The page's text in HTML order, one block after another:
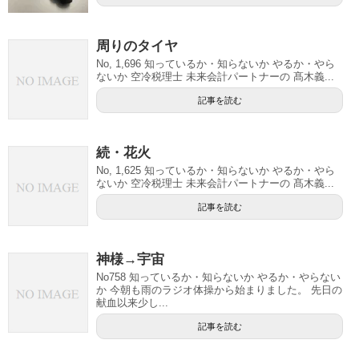
周りのタイヤ
No, 1,696 知っているか・知らないか やるか・やら
ないか 空冷税理士 未来会計パートナーの 髙木義...
記事を読む
続・花火
No, 1,625 知っているか・知らないか やるか・やら
ないか 空冷税理士 未来会計パートナーの 髙木義...
記事を読む
神様→宇宙
No758 知っているか・知らないか やるか・やらない
か 今朝も雨のラジオ体操から始まりました。 先日の
献血以来少し...
記事を読む